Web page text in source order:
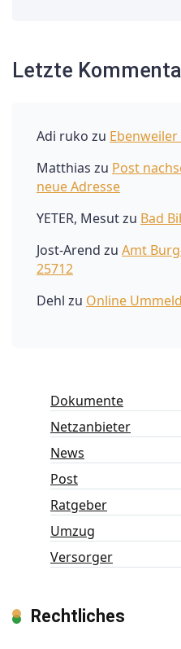
Letzte
Adi ruko zu Ebenweiler
Matthias zu Post
neue Adresse
YETER, Mesutzu Bad
Jost-Arend zu Amt
25712
Dehl zu Online
Dokumente
Netzanbieter
News
Post
Ratgeber
Umzug
Versorger
Rechtliches